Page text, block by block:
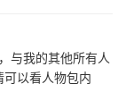
与我的其他所有人
以看人物包内